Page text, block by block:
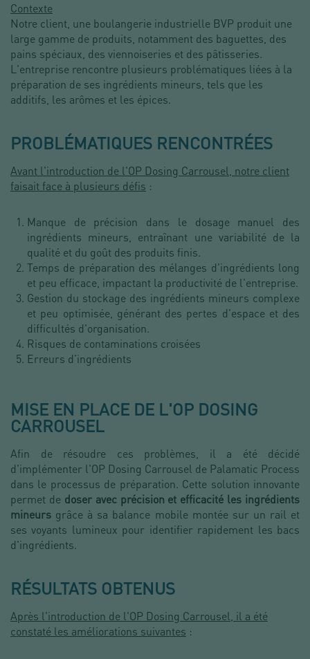
Contexte
Notre client, une boulangerie industrielle BVP produit une
large gamme de produits, notamment des baguettes, des
pains spéciaux, des viennoiseries et des pâtisseries.
L'entreprise rencontre plusieurs problématiques liées à la
préparation de ses ingrédients mineurs, tels que les
additifs, les arômes et les épices.
PROBLÉMATIQUES RENCONTRÉES
Avant l'introduction de l'OP Dosing Carrousel, notre client
faisait face à plusieurs défis :
Manque de précision dans le dosage manuel des
ingrédients mineurs, entraînant une variabilité de la
qualité et du goût des produits finis.
Temps de préparation des mélanges d'ingrédients long
et peu efficace, impactant la productivité de l'entreprise.
Gestion du stockage des ingrédients mineurs complexe
et peu optimisée, générant des pertes d'espace et des
difficultés d'organisation.
Risques de contaminations croisées
Erreurs d’ingrédients
MISE EN PLACE DE L'OP DOSING
CARROUSEL
Afin de résoudre ces problèmes, il a été décidé
d'implémenter l'OP Dosing Carrousel de Palamatic Process
dans le processus de préparation. Cette solution innovante
permet de doser avec précision et efficacité les ingrédients
mineurs grâce à sa balance mobile montée sur un rail et
ses voyants lumineux pour identifier rapidement les bacs
d'ingrédients.
RÉSULTATS OBTENUS
Après l'introduction de l'OP Dosing Carrousel, il a été
constaté les améliorations suivantes :